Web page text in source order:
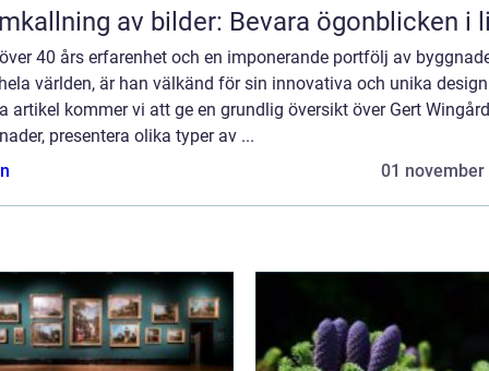
av bilder: Bevara ögonblicken i
40 års erfarenhet och en imponerande portfölj av
världen, är han välkänd för sin innovativa och unika
artikel kommer vi att ge en grundlig översikt över Gert
presentera olika typer av ...
01 november